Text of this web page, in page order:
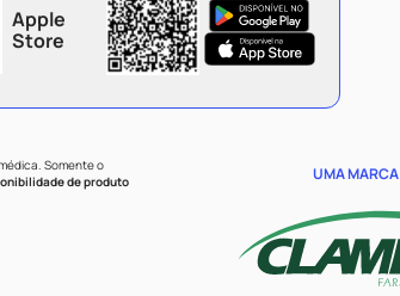
Apple
Store
Somente o
de produto
UMA MARCA